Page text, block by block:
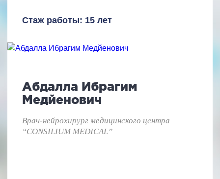
Стаж работы: 15 лет
Абдалла Ибрагим
Медйенович
Врач-нейрохирург медицинского центра
“CONSILIUM MEDICAL”